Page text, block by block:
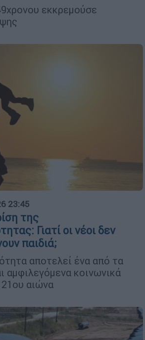
εκκρεμούσε
23:45
της
Γιατί οι νέοι δεν
παιδιά;
αποτελεί ένα από τα
αμφιλεγόμενα κοινωνικά
αιώνα